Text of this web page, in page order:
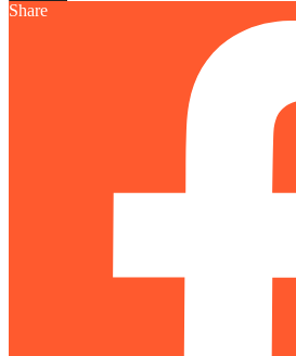
Share